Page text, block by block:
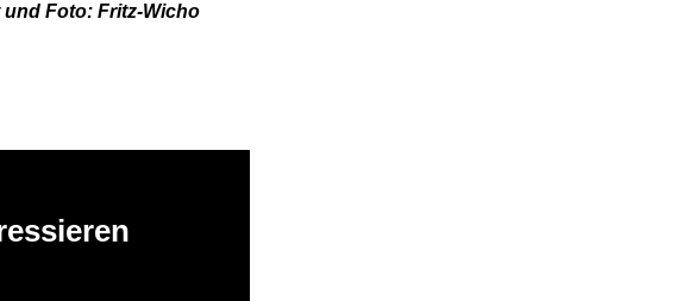
Wicho